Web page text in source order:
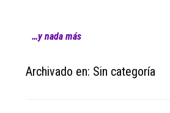
…y nada más
Archivado en: Sin categoría